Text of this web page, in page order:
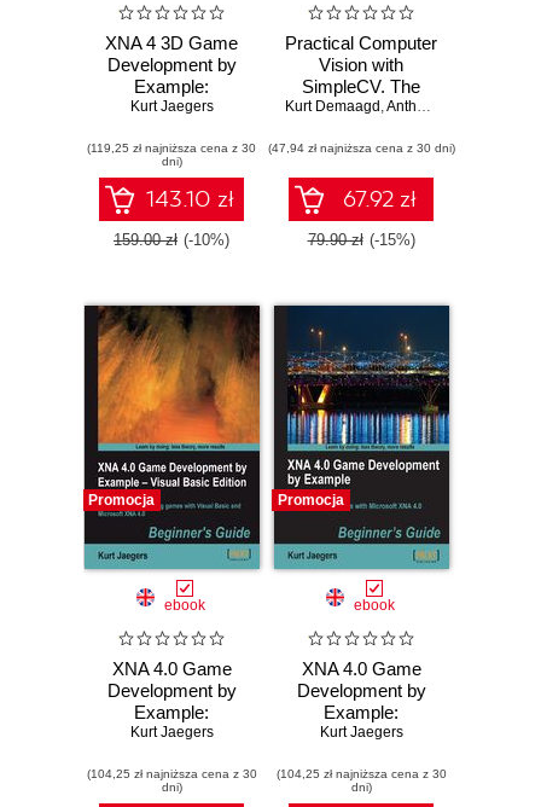
XNA 4 3D Game
Development by
Example:
Beginner's Guide.
packed 3D games
with the Microsoft
XNA Framework
with this book and
Kurt Jaegers
(119,25 zł najniższa cena z 30
dni)
143.10 zł
159.00 zł (-10%)
Practical Computer
Vision with
SimpleCV. The
Simple Way to
See
Kurt Demaagd ,Anthony Oliver
(47,94 zł najniższa cena z 30 dni)
67.92 zł
79.90 zł (-15%)
Promocja
ebook
XNA 4.0 Game
Development by
Example:
Beginner's Guide -
Edition. Create
your own exciting
Kurt Jaegers
(104,25 zł najniższa cena z 30
dni)
Promocja
ebook
XNA 4.0 Game
Development by
Example:
Beginner's Guide.
start creating your
own games is
Kurt Jaegers
(104,25 zł najniższa cena z 30
dni)